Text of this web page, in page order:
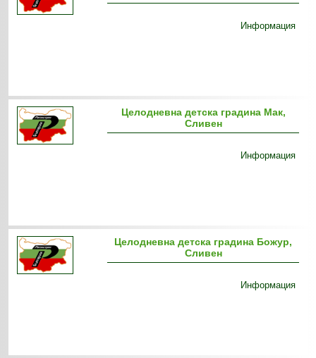
Информация
Целодневна детска градина Мак,
Сливен
Информация
Целодневна детска градина Божур,
Сливен
Информация